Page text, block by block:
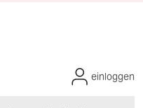
einloggen